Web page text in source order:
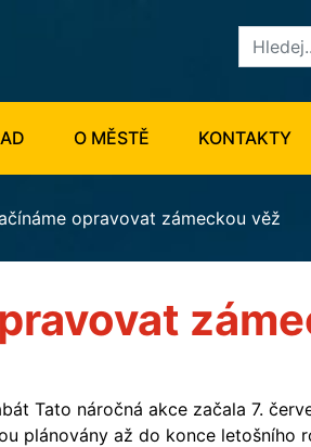
O MĚSTĚ KONTAKTY
opravovat zámeckou věž
Tato náročná akce začala 7.
plánovány až do konce letošního